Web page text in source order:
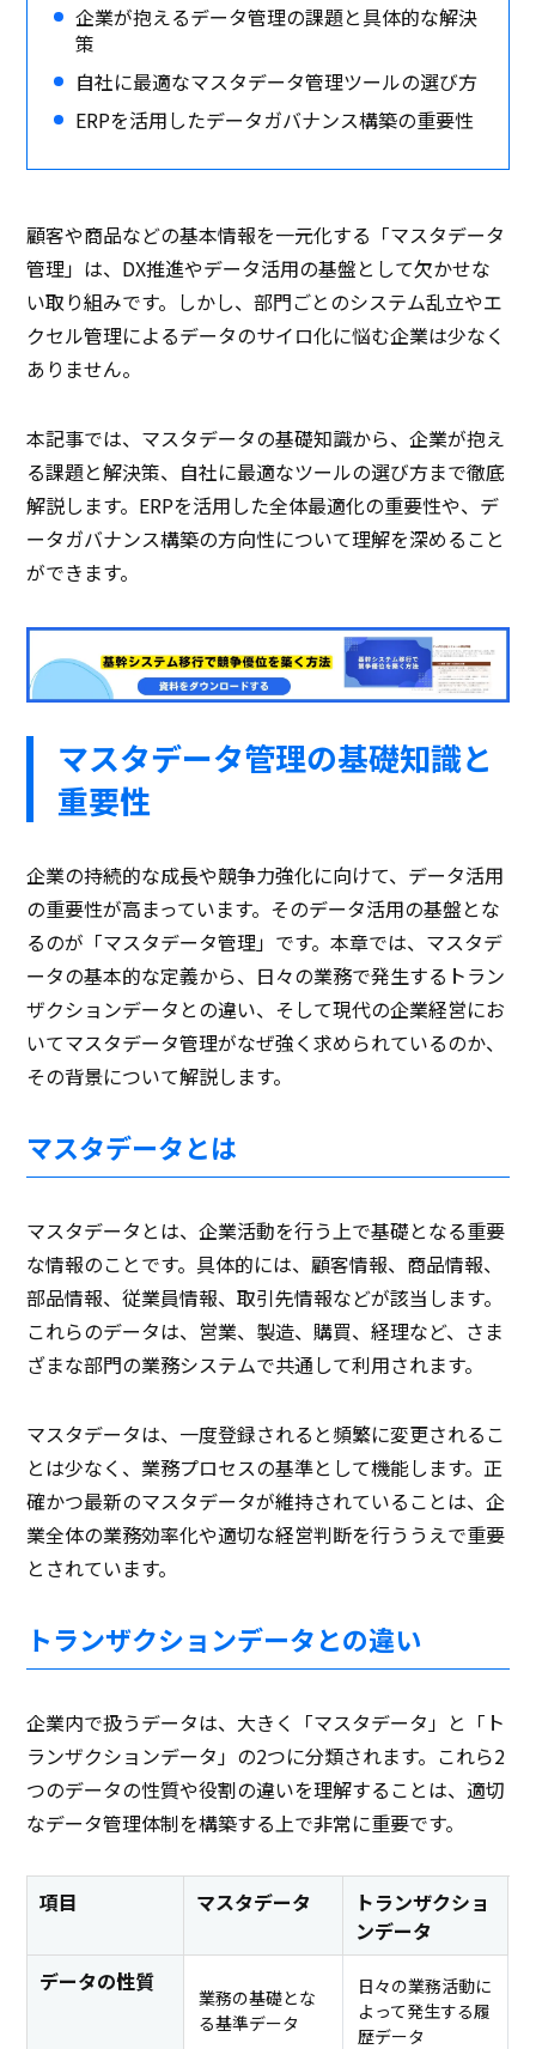
企業が抱えるデータ管理の課題と具体的な解決
策
自社に最適なマスタデータ管理ツールの選び方
ERPを活用したデータガバナンス構築の重要性
顧客や商品などの基本情報を一元化する「マスタデータ
管理」は、DX推進やデータ活用の基盤として欠かせな
い取り組みです。しかし、部門ごとのシステム乱立やエ
クセル管理によるデータのサイロ化に悩む企業は少なく
ありません。
本記事では、マスタデータの基礎知識から、企業が抱え
る課題と解決策、自社に最適なツールの選び方まで徹底
解説します。ERPを活用した全体最適化の重要性や、デ
ータガバナンス構築の方向性について理解を深めること
ができます。
マスタデータ管理の基礎知識と
重要性
企業の持続的な成長や競争力強化に向けて、データ活用
の重要性が高まっています。そのデータ活用の基盤とな
るのが「マスタデータ管理」です。本章では、マスタデ
ータの基本的な定義から、日々の業務で発生するトラン
ザクションデータとの違い、そして現代の企業経営にお
いてマスタデータ管理がなぜ強く求められているのか、
その背景について解説します。
マスタデータとは
マスタデータとは、企業活動を行う上で基礎となる重要
な情報のことです。具体的には、顧客情報、商品情報、
部品情報、従業員情報、取引先情報などが該当します。
これらのデータは、営業、製造、購買、経理など、さま
ざまな部門の業務システムで共通して利用されます。
マスタデータは、一度登録されると頻繁に変更されるこ
とは少なく、業務プロセスの基準として機能します。正
確かつ最新のマスタデータが維持されていることは、企
業全体の業務効率化や適切な経営判断を行ううえで重要
とされています。
トランザクションデータとの違い
企業内で扱うデータは、大きく「マスタデータ」と「ト
ランザクションデータ」の2つに分類されます。これら2
つのデータの性質や役割の違いを理解することは、適切
なデータ管理体制を構築する上で非常に重要です。
項目 マスタデータ
トランザクショ
ンデータ
データの性質
業務の基礎とな
る基準データ
日々の業務活動に
よって発生する履
歴データ